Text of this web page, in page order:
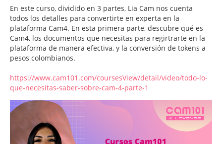
En este curso, dividido en 3 partes, Lia Cam nos cuenta
todos los detalles para convertirte en experta en la
plataforma Cam4. En esta primera parte, descubre qué es
Cam4, los documentos que necesitas para regirtrarte en la
plataforma de manera efectiva, y la conversión de tokens a
pesos colombianos.
https://www.cam101.com/coursesView/detail/video/todo-lo-
que-necesitas-saber-sobre-cam-4-parte-1